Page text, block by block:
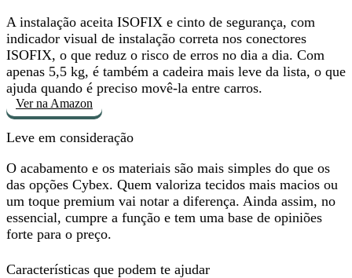
A instalação aceita ISOFIX e cinto de segurança, com
indicador visual de instalação correta nos conectores
ISOFIX, o que reduz o risco de erros no dia a dia. Com
apenas 5,5 kg, é também a cadeira mais leve da lista, o que
ajuda quando é preciso movê-la entre carros.
Ver na Amazon
Leve em consideração
O acabamento e os materiais são mais simples do que os
das opções Cybex. Quem valoriza tecidos mais macios ou
um toque premium vai notar a diferença. Ainda assim, no
essencial, cumpre a função e tem uma base de opiniões
forte para o preço.
Características que podem te ajudar